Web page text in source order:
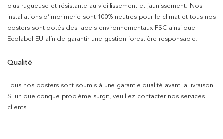
plus rugueuse et résistante au vieillissement et jaunissement. Nos
installations d’imprimerie sont 100% neutres pour le climat et tous nos
posters sont dotés des labels environnementaux FSC ainsi que
Ecolabel EU afin de garantir une gestion forestière responsable.
Qualité
Tous nos posters sont soumis à une garantie qualité avant la livraison.
Si un quelconque problème surgit, veuillez contacter nos services
clients.